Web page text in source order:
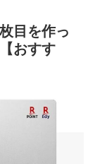
目を作っ
おすす